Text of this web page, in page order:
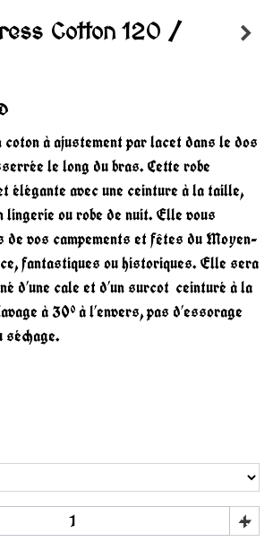
Cotton 120 /
coton à ajustement par lacet dans le dos
le long du bras. Cette robe
élégante avec une ceinture à la taille,
lingerie ou robe de nuit. Elle vous
de vos campements et fêtes du Moyen-
fantastiques ou historiques. Elle sera
d’une cale et d’un surcot ceinturé à la
à 30° à l’envers, pas d’essorage
+